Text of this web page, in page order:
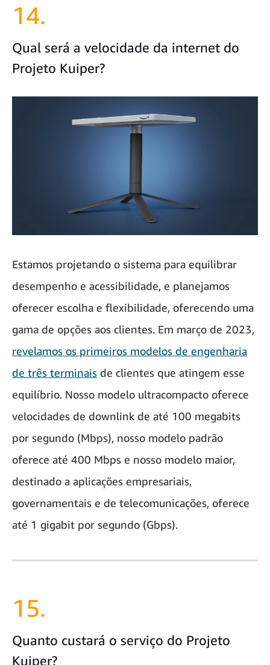
14.
Qual será a velocidade da internet do
Projeto Kuiper?
Estamos projetando o sistema para equilibrar
desempenho e acessibilidade, e planejamos
oferecer escolha e flexibilidade, oferecendo uma
gama de opções aos clientes. Em março de 2023,
revelamos os primeiros modelos de engenharia
de três terminais de clientes que atingem esse
equilíbrio. Nosso modelo ultracompacto oferece
velocidades de downlink de até 100 megabits
por segundo (Mbps), nosso modelo padrão
oferece até 400 Mbps e nosso modelo maior,
destinado a aplicações empresariais,
governamentais e de telecomunicações, oferece
até 1 gigabit por segundo (Gbps).
15.
Quanto custará o serviço do Projeto
Kuiper?